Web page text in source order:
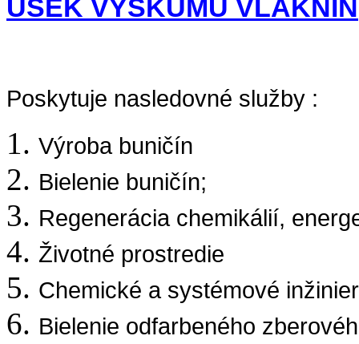
ÚSEK VÝSKUMU VLÁKNIN
Poskytuje nasledovné služby :
Výroba buničín
Bielenie buničín;
Regenerácia chemikálií,
Životné prostredie
Chemické a systémové
Bielenie odfarbeného